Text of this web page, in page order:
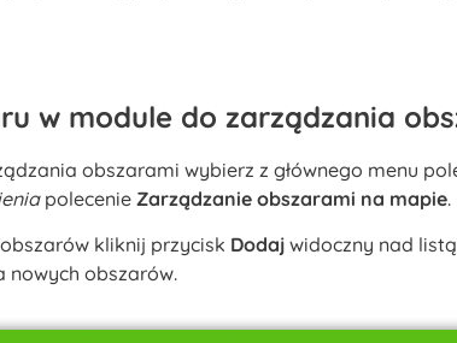
w module do zarządzania
obszarami wybierz z głównego menu
polecenie Zarządzanie obszarami na mapie.
kliknij przycisk Dodajwidoczny nad
nowych obszarów.